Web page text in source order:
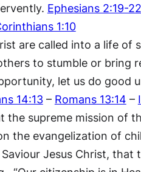
Ephesians 2:19-22
1:10
are called into a life
to stumble or
let us do good
14:13– Romans 13:14 –
supreme mission of
the evangelization of
Jesus Christ, that